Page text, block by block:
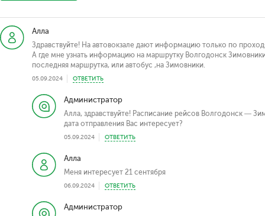
Алла
Здравствуйте! На автовокзале дают информацию только по
А где мне узнать информацию на маршрутку Волгодонск
последняя маршрутка, или автобус ,на Зимовники.
05.09.2024 ОТВЕТИТЬ
Администратор
Алла, здравствуйте! Расписание рейсов Волгодонск —
дата отправления Вас интересует?
05.09.2024 ОТВЕТИТЬ
Алла
Меня интересует 21 сентября
06.09.2024 ОТВЕТИТЬ
Администратор